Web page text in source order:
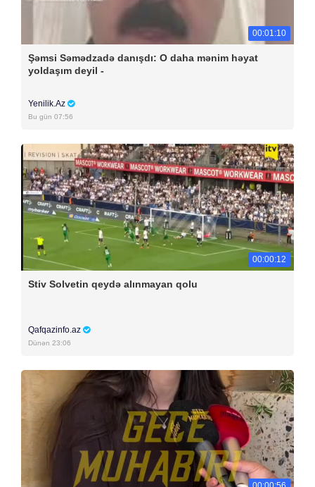
00:01:10
Şəmsi Səmədzadə danışdı: O daha mənim həyat
yoldaşım deyil -
Yenilik.Az
Bu gün 07:56
00:00:12
Stiv Solvetin qeydə alınmayan qolu
Qafqazinfo.az
Dünən 23:06